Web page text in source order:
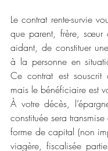
Le contrat rente-survie
que parent, frère, sœur
aidant, de constituer
à la personne en
Ce contrat est souscrit
mais le bénéficiaire est
À votre décès,
constituée sera
forme de capital (non
viagère, fiscalisée